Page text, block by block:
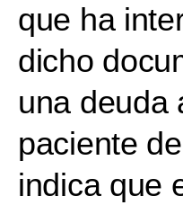
que ha
dicho
una deuda
paciente
indica que